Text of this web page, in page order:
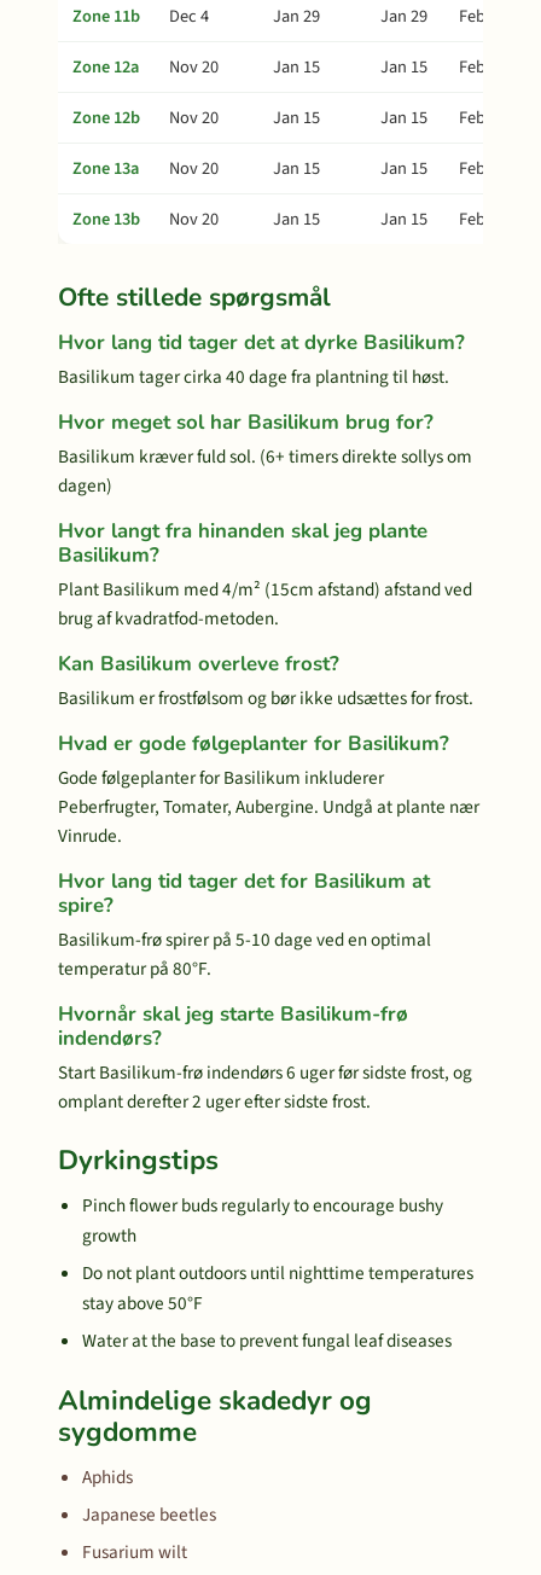
Zone 11b Dec 4 Jan 29 Jan 29
Feb 28
Zone 12a
Nov 20 Jan 15 Jan 15
Feb 14
Zone 12b
Nov 20 Jan 15 Jan 15
Feb 14
Zone 13a
Nov 20 Jan 15 Jan 15
Feb 14
Zone 13b
Nov 20 Jan 15 Jan 15 Feb 14
Ofte stillede spørgsmål
Hvor lang tid tager det at dyrke Basilikum?
Basilikum tager cirka 40 dage fra plantning til høst.
Hvor meget sol har Basilikum brug for?
Basilikum kræver fuld sol. (6+ timers direkte sollys om
dagen)
Hvor langt fra hinanden skal jeg plante
Basilikum?
Plant Basilikum med 4/m² (15cm afstand) afstand ved
brug af kvadratfod-metoden.
Kan Basilikum overleve frost?
Basilikum er frostfølsom og bør ikke udsættes for frost.
Hvad er gode følgeplanter for Basilikum?
Gode følgeplanter for Basilikum inkluderer
Peberfrugter, Tomater, Aubergine. Undgå at plante nær
Vinrude.
Hvor lang tid tager det for Basilikum at
spire?
Basilikum-frø spirer på 5-10 dage ved en optimal
temperatur på 80°F.
Hvornår skal jeg starte Basilikum-frø
indendørs?
Start Basilikum-frø indendørs 6 uger før sidste frost, og
omplant derefter 2 uger efter sidste frost.
Dyrkingstips
Pinch flower buds regularly to encourage bushy
growth
Do not plant outdoors until nighttime temperatures
stay above 50°F
Water at the base to prevent fungal leaf diseases
Almindelige skadedyr og
sygdomme
Aphids
Japanese beetles
Fusarium wilt